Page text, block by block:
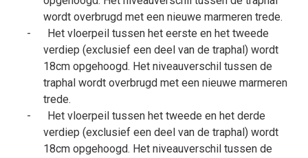
wordt overbrugd met een nieuwe marmeren trede.
-
Het vloerpeil tussen het eerste en het tweede
verdiep (exclusief een deel van de traphal) wordt
18cm opgehoogd. Het niveauverschil tussen de
traphal wordt overbrugd met een nieuwe marmeren
trede.
-
Het vloerpeil tussen het tweede en het derde
verdiep (exclusief een deel van de traphal) wordt
18cm opgehoogd. Het niveauverschil tussen de